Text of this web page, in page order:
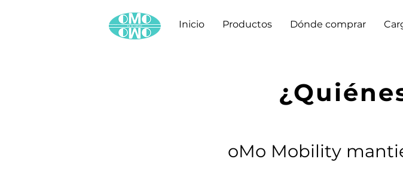
Inicio Productos Dónde comprar
oMo Mobility